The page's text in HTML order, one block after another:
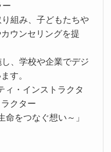
ー
組み、子どもたちや
ウンセリングを提
、学校や企業でデジ
す。
ィ・インストラクタ
クター
命をつなぐ想い～」